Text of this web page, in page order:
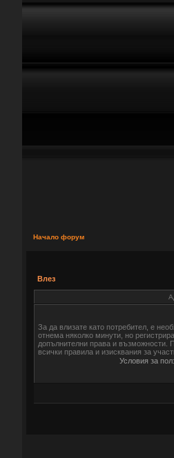
Начало форум
Влез
За да влизате като потребител, е
отнема няколко минути, но
допълнителни права и възможности.
всички правила и изисквания за
Условия за